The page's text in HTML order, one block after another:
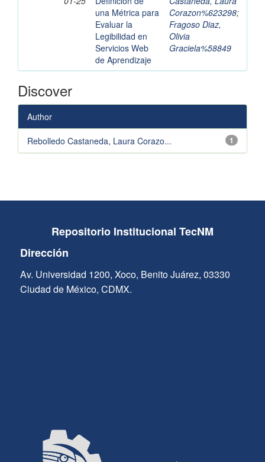
una Métrica para
Evaluar la
Legibilidad en
Servicios Web
de Aprendizaje
Corazon%623298;
Fragoso Diaz,
Olivia
Graciela%58849
Discover
Author
1
Rebolledo Castaneda, Laura Corazo...
Repositorio Institucional TecNM
Dirección
Av. Universidad 1200, Xoco, Benito Juárez, 03330
Ciudad de México, CDMX.